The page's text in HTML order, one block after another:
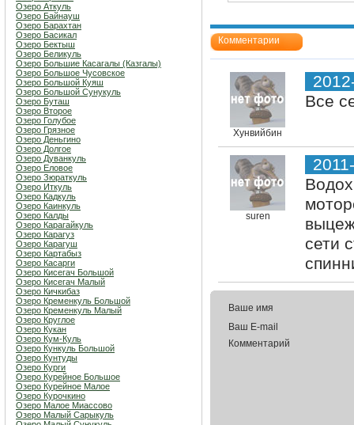
Озеро Аткуль
Озеро Байнауш
Озеро Барахтан
Озеро Басикал
Озеро Бектыш
Озеро Беликуль
Озеро Большие Касагалы (Казгалы)
Озеро Большое Чусовское
Озеро Большой Куяш
Озеро Большой Сунукуль
Озеро Буташ
Озеро Второе
Озеро Голубое
Озеро Грязное
Озеро Деньгино
Озеро Долгое
Озеро Дуванкуль
Озеро Еловое
Озеро Зюраткуль
Озеро Иткуль
Озеро Кадкуль
Озеро Каинкуль
Озеро Калды
Озеро Карагайкуль
Озеро Карагуз
Озеро Карагуш
Озеро Картабыз
Озеро Касарги
Озеро Кисегач Большой
Озеро Кисегач Малый
Озеро Кичкибаз
Озеро Кременкуль Большой
Озеро Кременкуль Малый
Озеро Круглое
Озеро Кукан
Озеро Кум-Куль
Озеро Кункуль Большой
Озеро Кунтуды
Озеро Курги
Озеро Курейное Большое
Озеро Курейное Малое
Озеро Курочкино
Озеро Малое Миассово
Озеро Малый Сарыкуль
Комментарии
Хунвийбин
Все
suren
сети
Ваше имя
Ваш E-mail
Комментарий